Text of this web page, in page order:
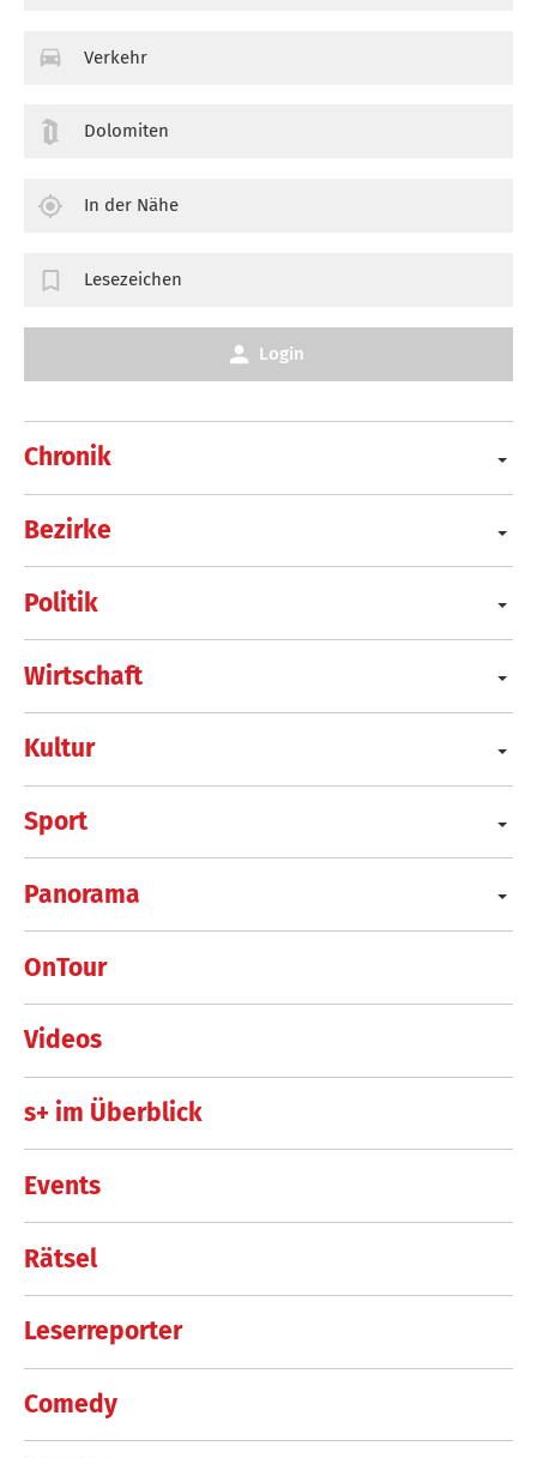
Chronik
Bezirke
Politik
Wirtschaft
Kultur
Sport
Panorama
OnTour
Videos
s+ im Überblick
Events
Rätsel
Leserreporter
Comedy
Verkehr
Dolomiten
In der Nähe
Lesezeichen
Login